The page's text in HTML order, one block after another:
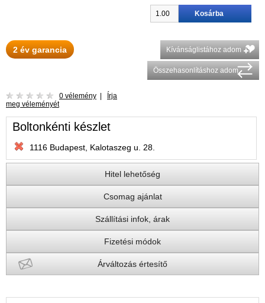
2 év garancia Kívánságlistához adom
Összehasonlításhoz adom
0 vélemény
Írja
meg véleményét
Boltonkénti készlet
1116 Budapest, Kalotaszeg u. 28.
Hitel lehetőség
Csomag ajánlat
Szállítási infok, árak
Fizetési módok
Árváltozás értesítő